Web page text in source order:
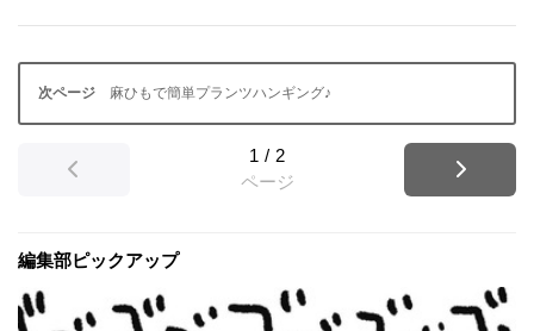
麻ひもで簡単プランツハンギング♪
1 / 2
ページ
編集部ピックアップ